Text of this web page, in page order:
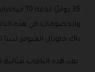
والخصومات في هذه
باك جلوبال المتوفر لدينا
تعد هذه الباقات